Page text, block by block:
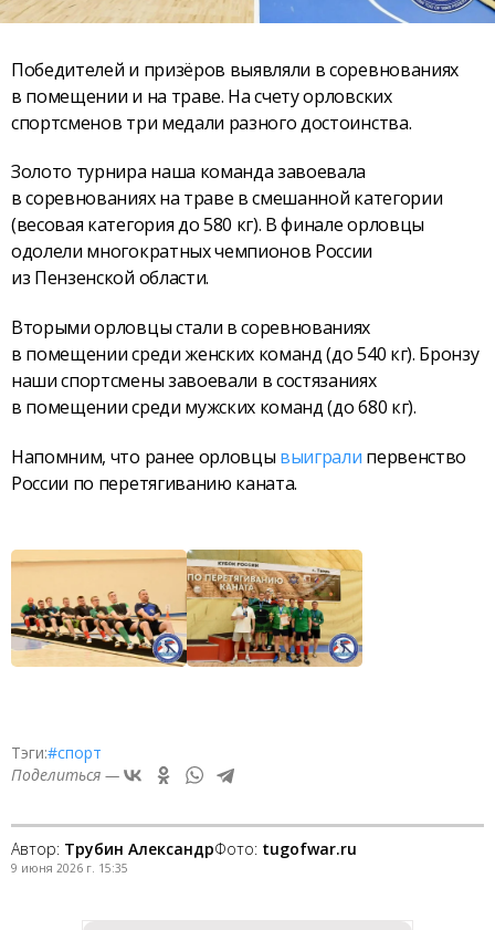
Победителей и призёров выявляли в соревнованиях
в помещении и на траве. На счету орловских
спортсменов три медали разного достоинства.
Золото турнира наша команда завоевала
в соревнованиях на траве в смешанной категории
(весовая категория до 580 кг). В финале орловцы
одолели многократных чемпионов России
из Пензенской области.
Вторыми орловцы стали в соревнованиях
в помещении среди женских команд (до 540 кг). Бронзу
наши спортсмены завоевали в состязаниях
в помещении среди мужских команд (до 680 кг).
Напомним, что ранее орловцы выиграли первенство
России по перетягиванию каната.
Тэги:#спорт
Поделиться —
Автор: Трубин АлександрФото: tugofwar.ru
9 июня 2026 г. 15:35